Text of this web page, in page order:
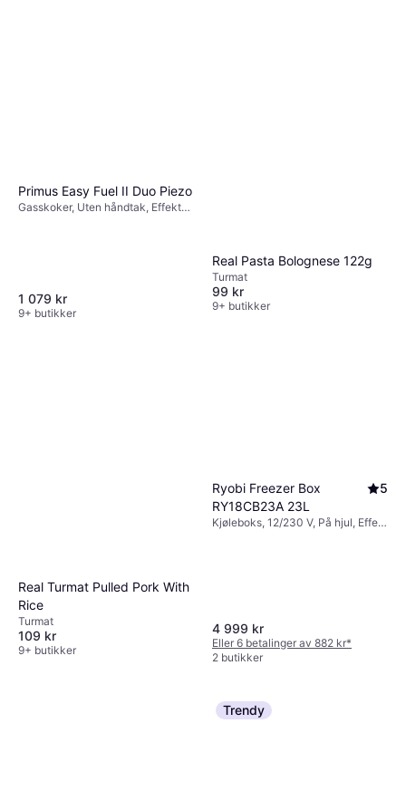
Primus Easy Fuel II Duo Piezo
Gasskoker, Uten håndtak, Effekt
1 079 kr
9+ butikker
Real Pasta Bolognese 122g
Turmat
99 kr
9+ butikker
Real Turmat Pulled Pork With
Rice
Turmat
109 kr
9+ butikker
Ryobi Freezer Box
RY18CB23A 23L
5
Kjøleboks, 12/230 V, På hjul, Effekt
4 999 kr
Eller 6 betalinger av 882 kr*
2 butikker
Trendy